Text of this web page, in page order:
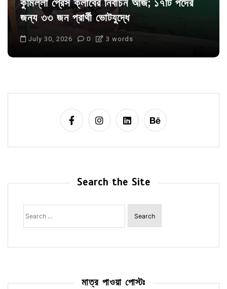
কুমিল্লা প্রেস ক্লাবের নির্বাচন আজ; ১৭টি পদের
জন্য ৩৩ জন প্রার্থী ভোটযুদ্ধে
July 30, 2026 0 3 words
Search the Site
Search
for:
মাত্র পাওয়া পোস্টঃ